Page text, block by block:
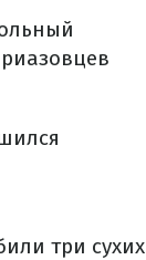
три сухих